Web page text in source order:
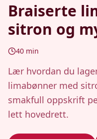
Braiserte
sitron og
40 min
Lær hvordan du
limabønner med
smakfull oppskrift
lett hovedrett.